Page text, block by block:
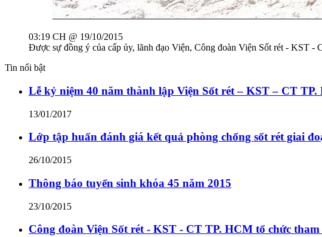
03:19 CH @ 19/10/2015
Được sự đồng ý của cấp ủy, lãnh đạo Viện, Công đoàn Viện Sốt rét - KST
Tin nổi bật
Lễ kỷ niệm 40 năm thành lập Viện Sốt rét – KST – CT
13/01/2017
Lớp tập huấn đánh giá kết quả phòng chống sốt rét giai
26/10/2015
Thông báo tuyển sinh khóa 45 năm 2015
23/10/2015
Công đoàn Viện Sốt rét - KST - CT TP. HCM tổ chức